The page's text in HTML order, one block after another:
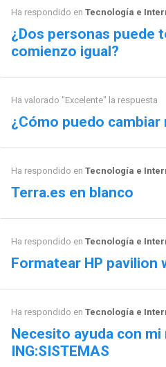
Ha respondido en Tecnología e
¿Dos personas puede
comienzo igual?
Ha valorado "Excelente" la respuesta
¿Cómo puedo cambiar
Ha respondido en Tecnología e
Terra.es en blanco
Ha respondido en Tecnología e
Formatear HP pavilion
Ha respondido en Tecnología e
Necesito ayuda con
ING:SISTEMAS